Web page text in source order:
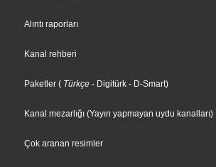
Alıntı raporları
Kanal rehberi
Paketler ( Türkçe - Digitürk - D-Smart)
Kanal mezarlığı (Yayın yapmayan uydu kanalları)
Çok aranan resimler